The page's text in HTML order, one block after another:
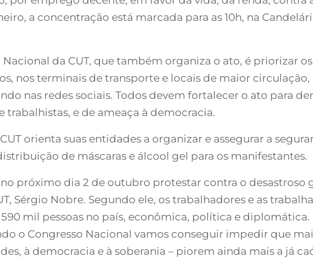
a concentração está marcada para as 10h, na
da CUT, que também organiza o ato, é priorizar
nos terminais de transporte e locais de maior circulação,
nas redes sociais. Todos devem fortalecer o ato para
e de ameaça à democracia.
orienta suas entidades a organizar e assegurar a
de máscaras e álcool gel para os manifestantes.
próximo dia 2 de outubro protestar contra o desastroso
Sérgio Nobre. Segundo ele, os trabalhadores e as
mil pessoas no país, econômica, política e diplomática.
o Congresso Nacional vamos conseguir impedir que
à democracia e à soberania – piorem ainda mais a já